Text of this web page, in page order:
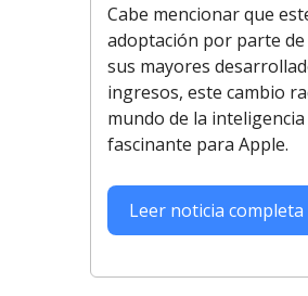
Cabe mencionar que
adoptación por parte
sus mayores
ingresos, este cambio
mundo de la
fascinante para Apple.
Leer noticia completa